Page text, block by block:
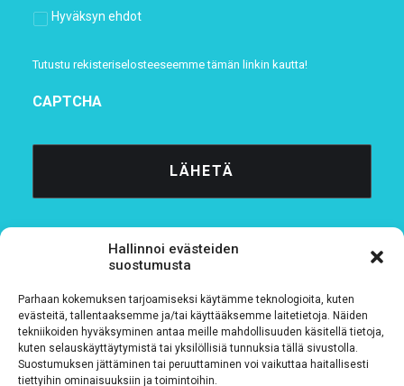
Hallinnoi evästeiden
suostumusta
Parhaan kokemuksen tarjoamiseksi käytämme teknologioita, kuten
evästeitä, tallentaaksemme ja/tai käyttääksemme laitetietoja. Näiden
tekniikoiden hyväksyminen antaa meille mahdollisuuden käsitellä tietoja,
kuten selauskäyttäytymistä tai yksilöllisiä tunnuksia tällä sivustolla.
Suostumuksen jättäminen tai peruuttaminen voi vaikuttaa haitallisesti
tiettyihin ominaisuuksiin ja toimintoihin.
Hyväksyn ehdot
Tutustu rekisteriselosteeseemmetämän linkin kautta!
CAPTCHA
Tietosuojaseloste
Verkkolaskutustiedot